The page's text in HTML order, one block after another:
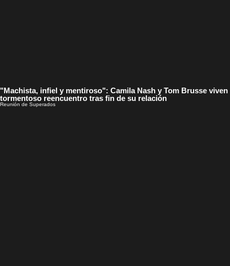
"Machista, infiel y mentiroso": Camila Nash y Tom Brusse viven
tormentoso reencuentro tras fin de su relación
Reunión de Superados